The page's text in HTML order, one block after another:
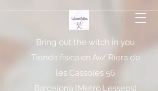
Bring out the witch in you
Tienda fisica en Av/ Riera de
les Cassoles 56
Barcelona (Metro Lesseps)